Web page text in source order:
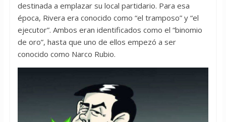
destinada a emplazar su local partidario. Para esa
época, Rivera era conocido como “el tramposo” y “el
ejecutor”. Ambos eran identificados como el “binomio
de oro”, hasta que uno de ellos empezó a ser
conocido como Narco Rubio.